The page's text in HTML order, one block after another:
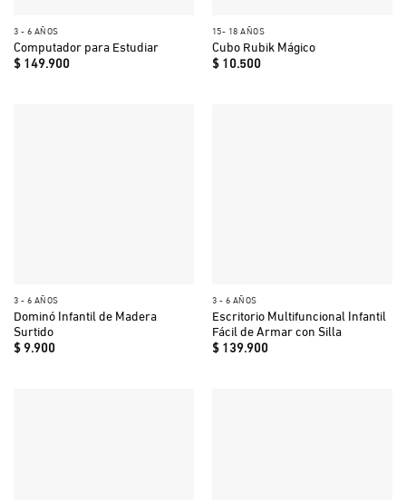
3 - 6 AÑOS
Computador para Estudiar
$149.900
15- 18 AÑOS
Cubo Rubik Mágico
$10.500
3 - 6 AÑOS
Dominó Infantil de Madera
Surtido
$9.900
3 - 6 AÑOS
Escritorio Multifuncional Infantil
Fácil de Armar con Silla
$139.900